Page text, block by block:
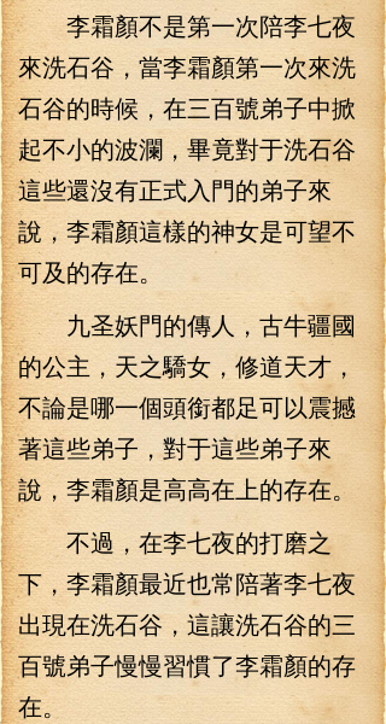
李霜顏不是第一次陪李七夜
來洗石谷，當李霜顏第一次來洗
石谷的時候，在三百號弟子中掀
起不小的波瀾，畢竟對于洗石谷
這些還沒有正式入門的弟子來
說，李霜顏這樣的神女是可望不
可及的存在。
九圣妖門的傳人，古牛疆國
的公主，天之驕女，修道天才，
不論是哪一個頭銜都足可以震撼
著這些弟子，對于這些弟子來
說，李霜顏是高高在上的存在。
不過，在李七夜的打磨之
下，李霜顏最近也常陪著李七夜
出現在洗石谷，這讓洗石谷的三
百號弟子慢慢習慣了李霜顏的存
在。